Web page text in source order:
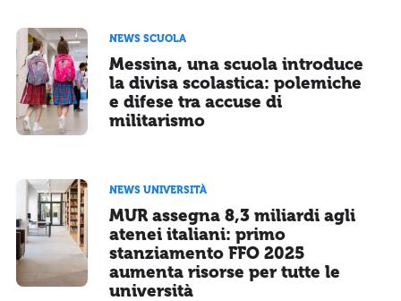
NEWS SCUOLA
Messina, una scuola introduce
la divisa scolastica: polemiche
e difese tra accuse di
militarismo
NEWS UNIVERSITÀ
MUR assegna 8,3 miliardi agli
atenei italiani: primo
stanziamento FFO 2025
aumenta risorse per tutte le
università